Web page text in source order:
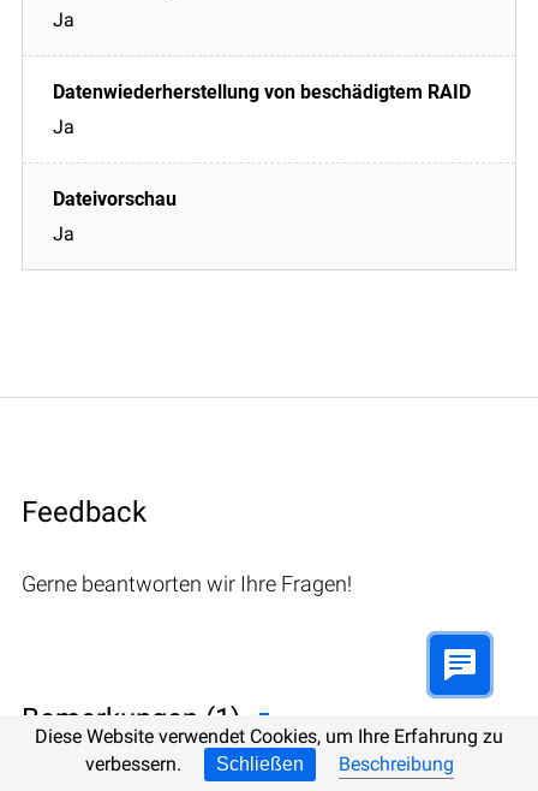
Ja
Ja
Ja
Feedback
Gerne beantworten wir Ihre Fragen!
Bemerkungen (1)
Diese Website verwendet Cookies, um Ihre Erfahrung zu
verbessern.
Schließen Beschreibung